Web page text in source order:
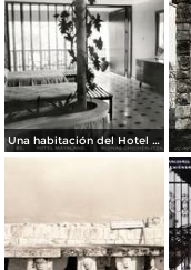
Una habitación del Hotel Mayaland